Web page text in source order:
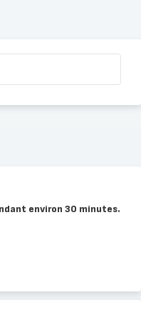
environ 30 minutes.